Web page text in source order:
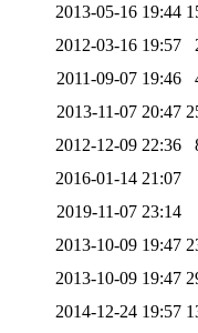
2013-05-16 19:44
2012-03-16 19:57
2011-09-07 19:46
2013-11-07 20:47
2012-12-09 22:36
2016-01-14 21:07
2019-11-07 23:14
2013-10-09 19:47
2013-10-09 19:47
2014-12-24 19:57